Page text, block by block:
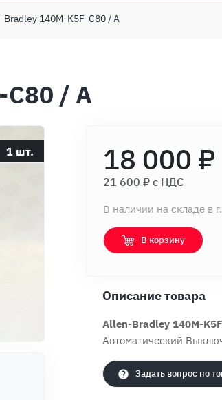
140M-K5F-C80 / A
/ A
1 шт. 18 000 ₽
21 600 ₽ c НДС
В наличии на складе в
В корзину
Описание товара
Allen-Bradley 140M-
Автоматический
Задать вопрос по